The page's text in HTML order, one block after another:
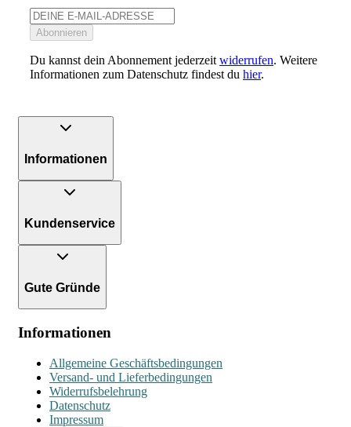
Abonnieren
Du kannst dein Abonnement jederzeit widerrufen. Weitere
Informationen zum Datenschutz findest du hier.
Informationen
Kundenservice
Gute Gründe
Informationen
Allgemeine Geschäftsbedingungen
Versand- und Lieferbedingungen
Widerrufsbelehrung
Datenschutz
Impressum